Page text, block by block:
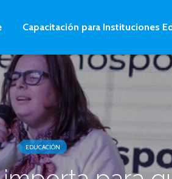
Capacitación para Instituciones
EDUCACIÓN